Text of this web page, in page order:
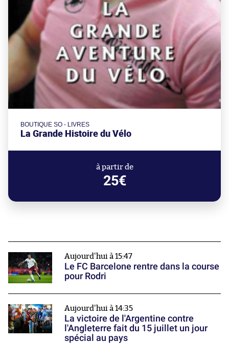
BOUTIQUE SO - LIVRES
La Grande Histoire du Vélo
à partir de
25€
Aujourd'hui à 15:47
Le FC Barcelone rentre dans la course
pour Rodri
Aujourd'hui à 14:35
La victoire de l'Argentine contre
l'Angleterre fait du 15 juillet un jour
spécial au pays